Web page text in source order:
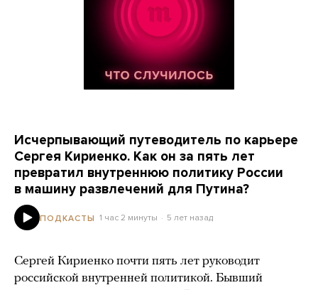
Исчерпывающий путеводитель по карьере
Сергея Кириенко. Как он за пять лет
превратил внутреннюю политику России
в машину развлечений для Путина?
ПОДКАСТЫ 1 час 2 минуты 5 лет назад
Сергей Кириенко почти пять лет руководит
российской внутренней политикой. Бывший